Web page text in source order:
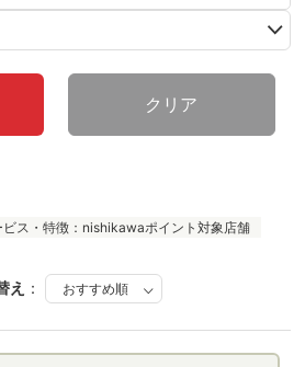
クリア
ビス・特徴：nishikawaポイント対象店舗
え ：